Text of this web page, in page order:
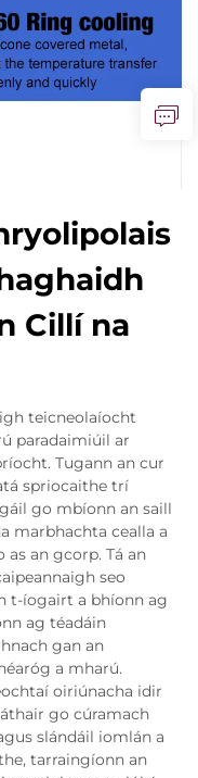
Cillí na
teicneolaíocht
paradaimiúil ar
Tugann an cur
spriocaithe trí
go mbíonn an saill
marbhachta cealla a
as an gcorp. Tá an
seo
t-íogairt a bhíonn ag
ag téadáin
gan an
a mharú.
oiriúnacha idir
go cúramach
slándáil iomlán a
tarraingíonn an